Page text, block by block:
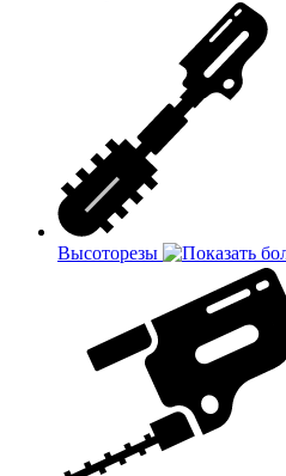
Высоторезы